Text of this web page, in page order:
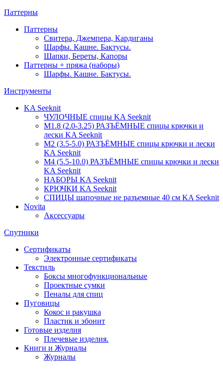
Паттерны
Паттерны
Свитера, Джемпера, Кардиганы
Шарфы. Кашне. Бактусы.
Шапки, Береты, Капоры
Паттерны + пряжа (наборы)
Шарфы. Кашне. Бактусы.
Инструменты
KA Seeknit
ЧУЛОЧНЫЕ спицы KA Seeknit
М1.8 (2.0-3.25) РАЗЪЁМНЫЕ спицы крючки и
лески KA Seeknit
М2 (3.5-5.0) РАЗЪЁМНЫЕ спицы крючки и лески
KA Seeknit
М4 (5.5-10.0) РАЗЪЁМНЫЕ спицы крючки и лески
KA Seeknit
НАБОРЫ KA Seeknit
КРЮЧКИ KA Seeknit
СПИЦЫ шапочные не разъемные 40 см KA Seeknit
Novita
Аксессуары
Спутники
Сертификаты
Электронные сертификаты
Текстиль
Боксы многофункциональные
Проектные сумки
Пеналы для спиц
Пуговицы
Кокос и ракушка
Пластик и эбонит
Готовые изделия
Плечевые изделия.
Книги и Журналы
Журналы